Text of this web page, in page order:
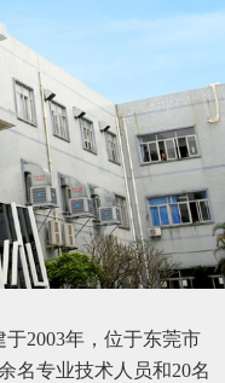
2003年，位于东莞市
名专业技术人员和20名